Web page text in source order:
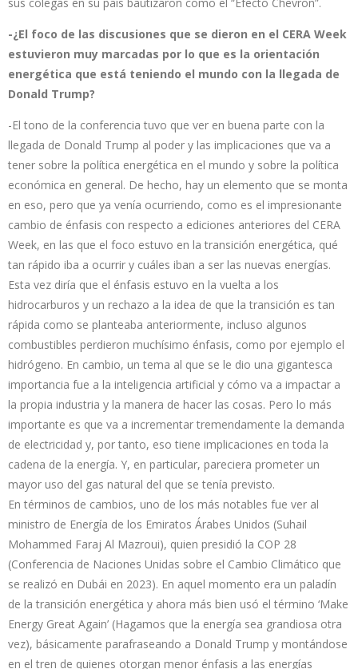
-¿El foco de las discusiones que se dieron en el CERA Week
estuvieron muy marcadas por lo que es la orientación
energética que está teniendo el mundo con la llegada de
Donald Trump?
-El tono de la conferencia tuvo que ver en buena parte con la
llegada de Donald Trump al poder y las implicaciones que va a
tener sobre la política energética en el mundo y sobre la política
económica en general. De hecho, hay un elemento que se monta
en eso, pero que ya venía ocurriendo, como es el impresionante
cambio de énfasis con respecto a ediciones anteriores del CERA
Week, en las que el foco estuvo en la transición energética, qué
tan rápido iba a ocurrir y cuáles iban a ser las nuevas energías.
Esta vez diría que el énfasis estuvo en la vuelta a los
hidrocarburos y un rechazo a la idea de que la transición es tan
rápida como se planteaba anteriormente, incluso algunos
combustibles perdieron muchísimo énfasis, como por ejemplo el
hidrógeno. En cambio, un tema al que se le dio una gigantesca
importancia fue a la inteligencia artificial y cómo va a impactar a
la propia industria y la manera de hacer las cosas. Pero lo más
importante es que va a incrementar tremendamente la demanda
de electricidad y, por tanto, eso tiene implicaciones en toda la
cadena de la energía. Y, en particular, pareciera prometer un
mayor uso del gas natural del que se tenía previsto.
En términos de cambios, uno de los más notables fue ver al
ministro de Energía de los Emiratos Árabes Unidos (Suhail
Mohammed Faraj Al Mazroui), quien presidió la COP 28
(Conferencia de Naciones Unidas sobre el Cambio Climático que
se realizó en Dubái en 2023). En aquel momento era un paladín
de la transición energética y ahora más bien usó el término ‘Make
Energy Great Again’ (Hagamos que la energía sea grandiosa otra
vez), básicamente parafraseando a Donald Trump y montándose
en el tren de quienes otorgan menor énfasis a las energías